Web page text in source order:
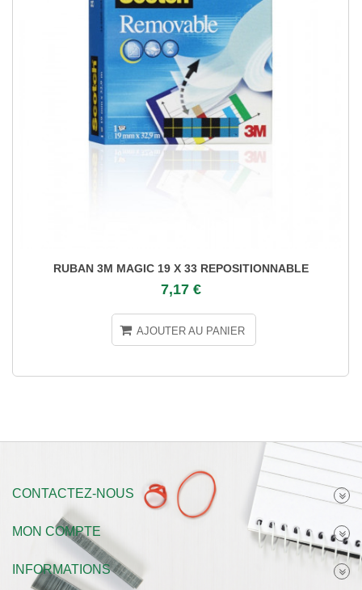
RUBAN 3M MAGIC 19 X 33 REPOSITIONNABLE
7,17 €
AJOUTER AU PANIER
CONTACTEZ-NOUS
MON COMPTE
INFORMATIONS